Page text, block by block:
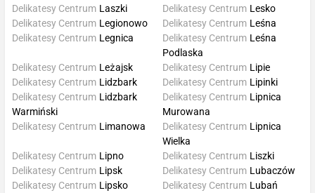
Delikatesy Centrum Laszki
Delikatesy Centrum Legionowo
Delikatesy Centrum Legnica
Delikatesy Centrum Lesko
Delikatesy Centrum Leśna
Delikatesy Centrum Leśna
Podlaska
Delikatesy Centrum Leżajsk
Delikatesy Centrum Lidzbark
Delikatesy Centrum Lidzbark
Warmiński
Delikatesy Centrum Limanowa
Delikatesy Centrum Lipie
Delikatesy Centrum Lipinki
Delikatesy Centrum Lipnica
Murowana
Delikatesy Centrum Lipnica
Wielka
Delikatesy Centrum Lipno
Delikatesy Centrum Lipsk
Delikatesy Centrum Lipsko
Delikatesy Centrum Liszki
Delikatesy Centrum Lubaczów
Delikatesy Centrum Lubań